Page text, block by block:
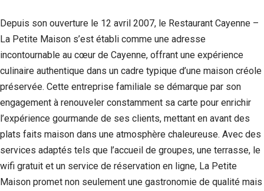
Depuis son ouverture le 12 avril 2007, le Restaurant Cayenne –
La Petite Maison s’est établi comme une adresse
incontournable au cœur de Cayenne, offrant une expérience
culinaire authentique dans un cadre typique d’une maison créole
préservée. Cette entreprise familiale se démarque par son
engagement à renouveler constamment sa carte pour enrichir
l’expérience gourmande de ses clients, mettant en avant des
plats faits maison dans une atmosphère chaleureuse. Avec des
services adaptés tels que l’accueil de groupes, une terrasse, le
wifi gratuit et un service de réservation en ligne, La Petite
Maison promet non seulement une gastronomie de qualité mais